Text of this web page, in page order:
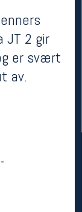
JT 2 gir
er svært
av.